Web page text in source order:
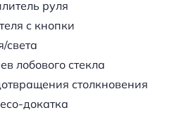
руля
с кнопки
света
лобового стекла
столкновения
докатка